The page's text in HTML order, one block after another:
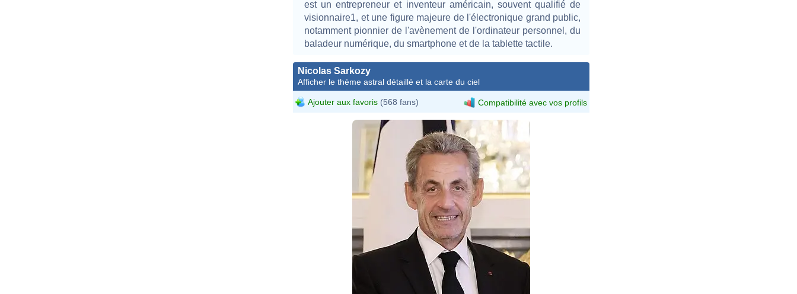
est un entrepreneur et inventeur américain, souvent qualifié de
visionnaire1, et une figure majeure de l'électronique grand public,
notamment pionnier de l'avènement de l'ordinateur personnel, du
baladeur numérique, du smartphone et de la tablette tactile.
Nicolas Sarkozy
Afficher le thème astral détaillé et la carte du ciel
Ajouter aux favoris (568 fans) Compatibilité avec vos profils